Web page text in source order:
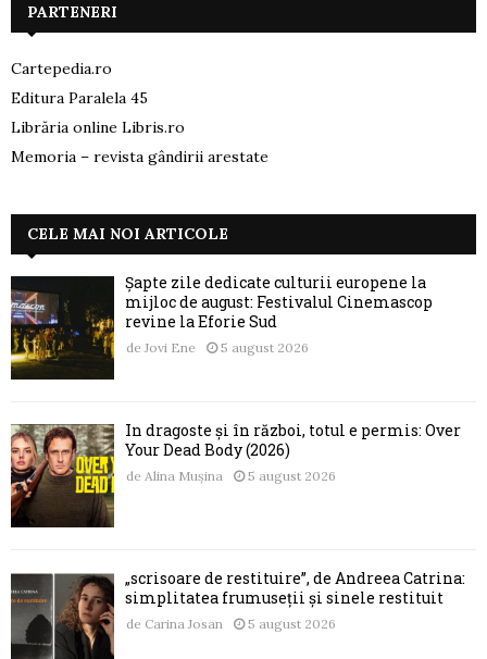
PARTENERI
Cartepedia.ro
Editura Paralela 45
Librăria online Libris.ro
Memoria – revista gândirii arestate
CELE MAI NOI ARTICOLE
Șapte zile dedicate culturii europene la
mijloc de august: Festivalul Cinemascop
revine la Eforie Sud
de Jovi Ene 5 august 2026
În dragoste și în război, totul e permis: Over
Your Dead Body (2026)
de Alina Mușina 5 august 2026
„scrisoare de restituire”, de Andreea Catrina:
simplitatea frumuseții și sinele restituit
de Carina Josan 5 august 2026